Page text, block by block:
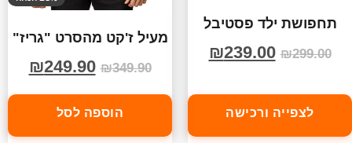
תחפושת ילד פסטיבל
₪299.00
₪239.00
לצפייה ורכישה
מעיל ז'קט מהסרט "גריז"
₪349.90
₪249.90
הוספה לסל